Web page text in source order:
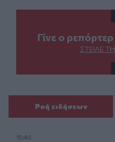
Γίνε ο
ΣΤΕΊΛΕ
Ροή ειδήσεων
15:40